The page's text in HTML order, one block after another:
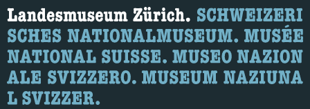
Wonach suchen Sie?
Hier können Sie nach Inhalten der Seite suchen.